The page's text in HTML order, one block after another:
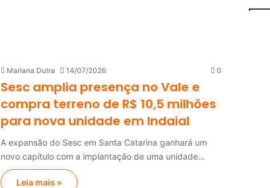
Mariana Dutra 14/07/2026 0
Sesc amplia presença no Vale e
compra terreno de R$ 10,5 milhões
para nova unidade em Indaial
A expansão do Sesc em Santa Catarina ganhará um
novo capítulo com a implantação de uma unidade…
Leia mais »